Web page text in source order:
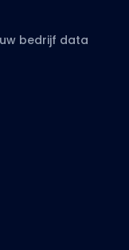
bedrijf data